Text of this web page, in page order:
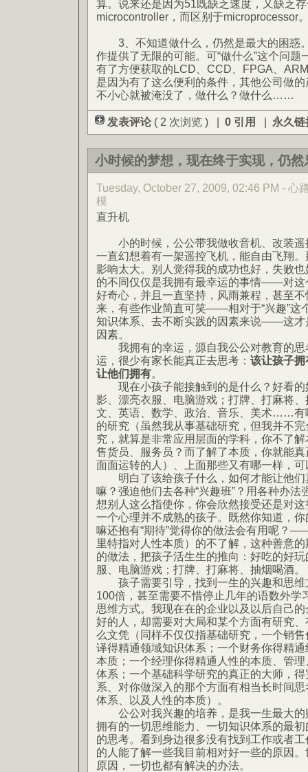
算。说来还是因为51既缺乏速度，又缺乏
microcontroller，而区别于microprocessor
3、不知道做什么，仍然是最大的困惑
作提供了无限的可能。可“做什么”这个问
有了方便获取的LCD、CCD、FPGA、
是因为有了这么便利的条件，其他公司做
不小心就被淹没了，做什么？做什么……
发表评论 ( 2 次浏览 ) | 0 引用 | 永久链
小时候的梦想，现在终于实现，仍然
Tuesday, October 27, 2009, 02:46 PM - 心
模
直升机
小的时候，公公带我做收音机、改装遥
一直幻想着有一架遥控飞机，能自由飞翔
影响太大。别人觉得我的成功也好，失败
的不同仅仅是我拥有最幸运的事情——对这
好奇心，并且一直坚持，风雨兼程，甚至
来，有些作业简直可笑——相对于“兴趣”这
知识体系、去不断实践的因素来说——这才
因素。
我拥有的幸运，源自我公公对教育的思
运，很少有家长能真正去思考： 该让孩子
让他们拥有。
现在小孩子能接触到的是什么？好看的
影、漂亮衣服、电脑游戏；打牌、打麻将
文、英语、数学、政治、音乐、美术……有
的研究（虽然我从事基础研究，但我并不
究，就算是非常应用层面的学科，你不了
售货员、服务员？而了解了本质，你就能
面面运转的人）、上面那些又有哪一样，
明白了该给孩子什么，如何才能让他们
嘛？强迫他们去各种“兴趣班”？用各种办
想别人这么指使你，你会欣然接受还是对
一个心理并不成熟的孩子。既然你知道，
嘛还抱有“期待”觉得你的做法会有用呢？
里特指对人性本质）的不了解，这种善意
的做法，把孩子活生生的推向：好吃的好
服、电脑游戏；打牌、打麻将、抽烟喝酒。
孩子需要引导，找到一生的兴趣和思维
100倍，甚至需要不惜停止几年的语数外学
思维方式。我现在在的企业以及以后自己
好的人，却需要对大局和某个方面有研究
么文凭（同样不仅仅指基础研究，一个销
译得精通领域知识体系；一个财务你得精
本质；一个经理你得精通人性的本质、管
体系；一个基础科学研究的真正的大师，
系、对你做深入的那个方面有相当长时间
体系、以及人性的本质）。
公公对我兴趣的培养，是我一生最大的
拥有的一切思维能力、一切知识体系的最
的思考。看到身边很多没有找到工作或者
的人能了解一些我目前相对好一些的原因。
原因，一切也都有解决的办法。